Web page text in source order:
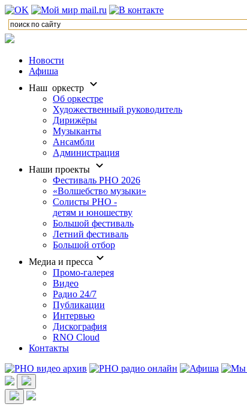
Новости
Афиша
Наш оркестр
Об оркестре
Художественный руководитель
Дирижёры
Музыканты
Ансамбли
Администрация
Наши проекты
Фестиваль РНО 2026
«Волшебство музыки»
Солисты РНО -
детям и юношеству
Большой фестиваль
Летний фестиваль
Большой отбор
Медиа и пресса
Промо-галерея
Видео
Радио 24/7
Публикации
Интервью
Дискография
RNO Cloud
Контакты